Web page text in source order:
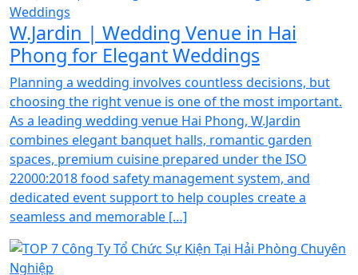
W.Jardin | Wedding Venue in Hai
Phong for Elegant Weddings
Planning a wedding involves countless decisions, but
choosing the right venue is one of the most important.
As a leading wedding venue Hai Phong, W.Jardin
combines elegant banquet halls, romantic garden
spaces, premium cuisine prepared under the ISO
22000:2018 food safety management system, and
dedicated event support to help couples create a
seamless and memorable […]